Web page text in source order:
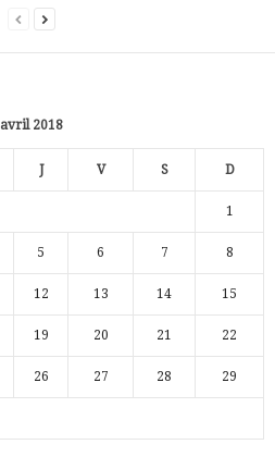
avril 2018
J V S D
1
5 6 7 8
12 13 14 15
19 20 21 22
26 27 28 29